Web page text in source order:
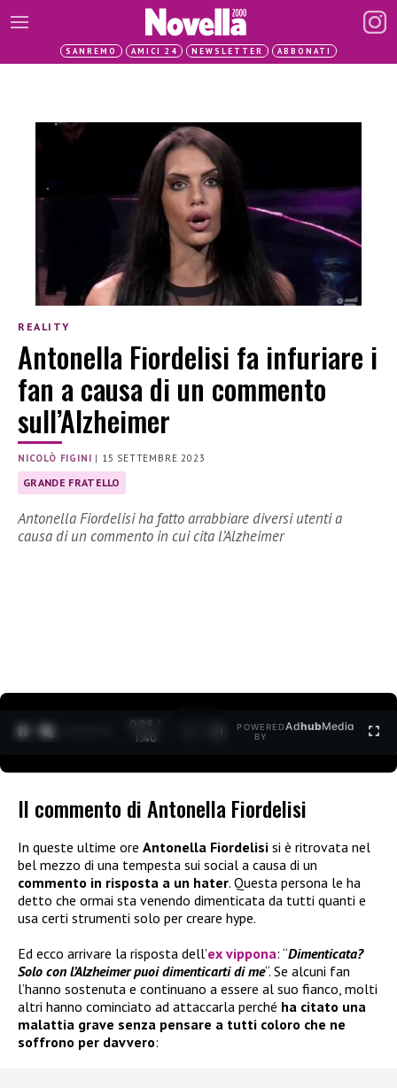
SANREMO AMICI 24 NEWSLETTER ABBONATI
REALITY
Antonella Fiordelisi fa infuriare i
fan a causa di un commento
sull’Alzheimer
NICOLÒ FIGINI | 15 SETTEMBRE 2023
GRANDE FRATELLO
Antonella Fiordelisi ha fatto arrabbiare diversi utenti a
causa di un commento in cui cita l’Alzheimer
0:30 /
1:40
POWERED
BY
AdhubMedia
Il commento di Antonella Fiordelisi
In queste ultime ore Antonella Fiordelisi si è ritrovata nel
bel mezzo di una tempesta sui social a causa di un
commento in risposta a un hater. Questa persona le ha
detto che ormai sta venendo dimenticata da tutti quanti e
usa certi strumenti solo per creare hype.
Ed ecco arrivare la risposta dell’ex vippona: “Dimenticata?
Solo con l’Alzheimer puoi dimenticarti di me“. Se alcuni fan
l’hanno sostenuta e continuano a essere al suo fianco, molti
altri hanno cominciato ad attaccarla perché ha citato una
malattia grave senza pensare a tutti coloro che ne
soffrono per davvero: